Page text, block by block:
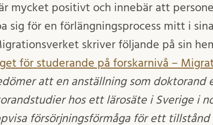
mycket positivt och innebär att
sig för en förlängningsprocess mitt i sina
skriver följande på sin
för studerande på forskarnivå –
att en anställning som doktorand
hos ett lärosäte i Sverige i
försörjningsförmåga för ett